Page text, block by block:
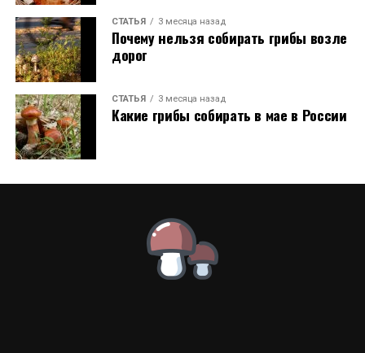
СТАТЬЯ 3 месяца назад
Почему нельзя собирать грибы возле
дорог
СТАТЬЯ 3 месяца назад
Какие грибы собирать в мае в России